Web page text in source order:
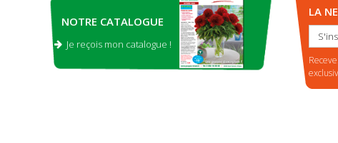
NOTRE CATALOGUE
Je reçois mon catalogue !
LA